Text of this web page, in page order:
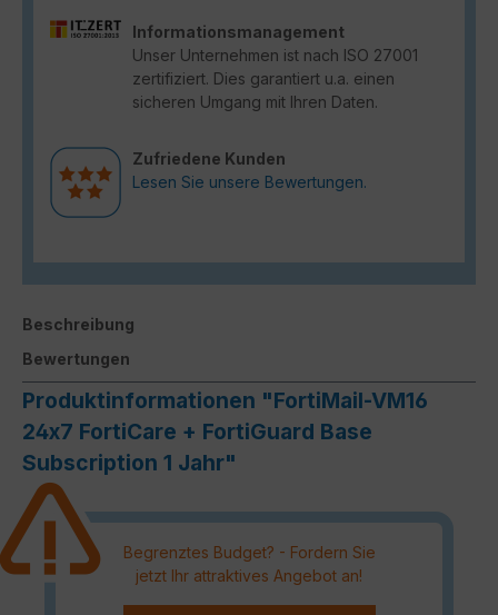
Informationsmanagement
Unser Unternehmen ist nach ISO 27001
zertifiziert. Dies garantiert u.a. einen
sicheren Umgang mit Ihren Daten.
Zufriedene Kunden
Lesen Sie unsere Bewertungen.
Beschreibung
Bewertungen
Produktinformationen "FortiMail-VM16
24x7 FortiCare + FortiGuard Base
Subscription 1 Jahr"
Begrenztes Budget? - Fordern Sie
jetzt Ihr attraktives Angebot an!